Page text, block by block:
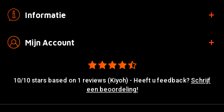
Informatie
Mijn Account
10/10 stars based on 1 reviews (Kiyoh) - Heeft u feedback? Schrijf
een beoordeling!